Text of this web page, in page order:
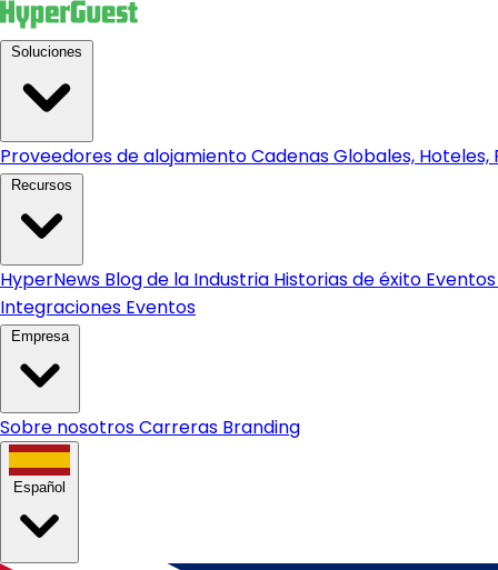
Proveedores de alojamientoCadenas Globales, Hoteles,
HyperNews Blog de la Industria Historias de éxito Eventos
Integraciones Eventos
Empresa
Sobre nosotrosCarreras Branding
Español